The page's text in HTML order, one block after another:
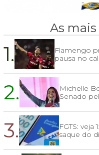
As
1.
Flamengo
pausa no
2.
Michelle
Senado
3.
FGTS:
saque do